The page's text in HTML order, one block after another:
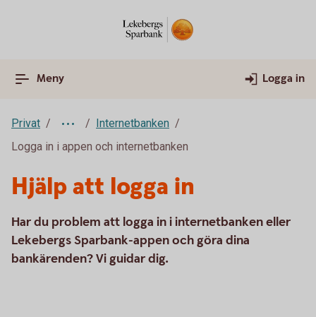
Meny Logga in
Privat
Internetbanken
Logga in i appen och internetbanken
Hjälp att logga in
Har du problem att logga in i internetbanken eller
Lekebergs Sparbank-appen och göra dina
bankärenden? Vi guidar dig.